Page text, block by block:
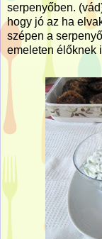
serpenyőben.
hogy jó az ha
szépen a
emeleten élőknek